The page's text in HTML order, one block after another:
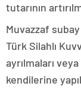
tutarının
Muvazzaf
Türk Silahlı
ayrılmaları
kendilerine